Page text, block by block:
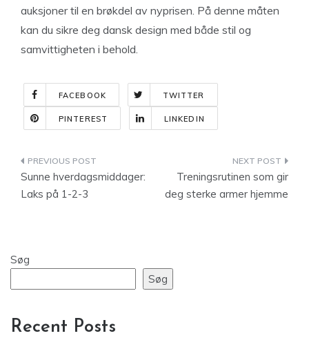
auksjoner til en brøkdel av nyprisen. På denne måten
kan du sikre deg dansk design med både stil og
samvittigheten i behold.
FACEBOOK TWITTER
PINTEREST LINKEDIN
Indlægsnavigation
Sunne hverdagsmiddager:
Laks på 1-2-3
Treningsrutinen som gir
deg sterke armer hjemme
Søg
Søg
Recent Posts